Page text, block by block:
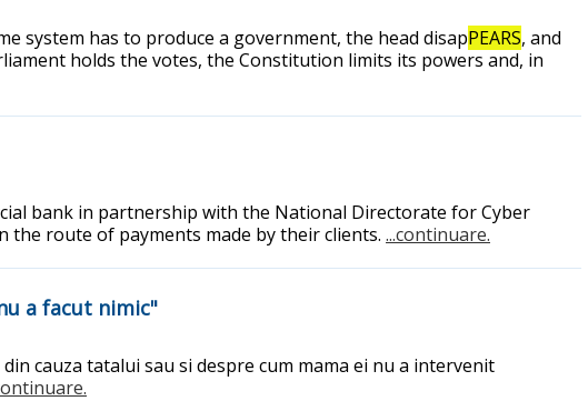
system has to produce a government, the head disapPEARS, and
holds the votes, the Constitution limits its powers and, in
bank in partnership with the National Directorate for Cyber
the route of payments made by their clients. ...continuare.
a facut nimic"
cauza tatalui sau si despre cum mama ei nu a intervenit